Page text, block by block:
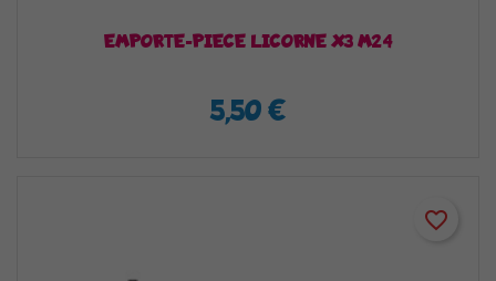
EMPORTE-PIECE LICORNE X3 M24
5,50 €
favorite_border